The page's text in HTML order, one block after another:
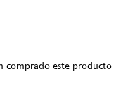
comprado este producto